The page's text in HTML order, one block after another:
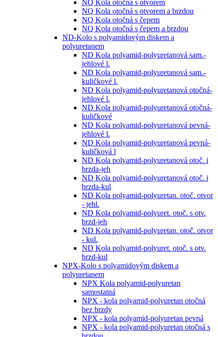
NQ Kola otočná s otvorem
NQ Kola otočná s otvorem a brzdou
NQ Kola otočná s čepem
NQ Kola otočná s čepem a brzdou
ND-Kolo s polyamidovým diskem a
polyuretanem
ND Kola polyamid-polyuretanová sam.-
jehlové l.
ND Kola polyamid-polyuretanová sam.-
kuličkové l.
ND Kola polyamid-polyuretanová otočná-
jehlové l.
ND Kola polyamid-polyuretanová otočná-
kuličkové
ND Kola polyamid-polyuretanová pevná-
jehlové l.
ND Kola polyamid-polyuretanová pevná-
kuličková l
ND Kola polyamid-polyuretanová otoč. i
brzda-jeh
ND Kola polyamid-polyuretanová otoč. i
brzda-kul
ND Kola polyamid-polyuretan. otoč. otvor
- jehl.
ND Kola polyamid-polyuret. otoč. s otv.
brzd-jeh
ND Kola polyamid-polyuretan. otoč. otvor
- kul.
ND Kola polyamid-polyuret. otoč. s otv.
brzd-kul
NPX-Kolo s polyamidovým diskem a
polyuretanem
NPX Kola polyamid-polyuretan
samostatná
NPX - kola polyamid-polyuretan otočná
bez brzdy
NPX - kola polyamid-polyuretan pevná
NPX - kola polyamid-polyuretan otočná s